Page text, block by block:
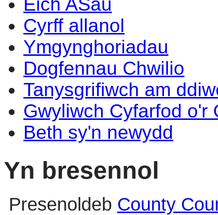
Cyrff allanol
Ymgynghoriadau
Dogfennau Chwilio
Tanysgrifiwch am
Gwyliwch Cyfarfod o'r
Beth sy'n newydd
Yn bresennol
Presenoldeb County